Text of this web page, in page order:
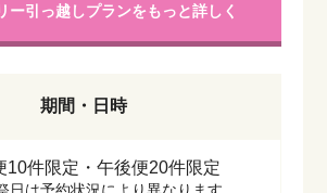
ー引っ越しプランをもっと詳しく
期間・日時
10件限定・午後便20件限定
は予約状況により異なります。